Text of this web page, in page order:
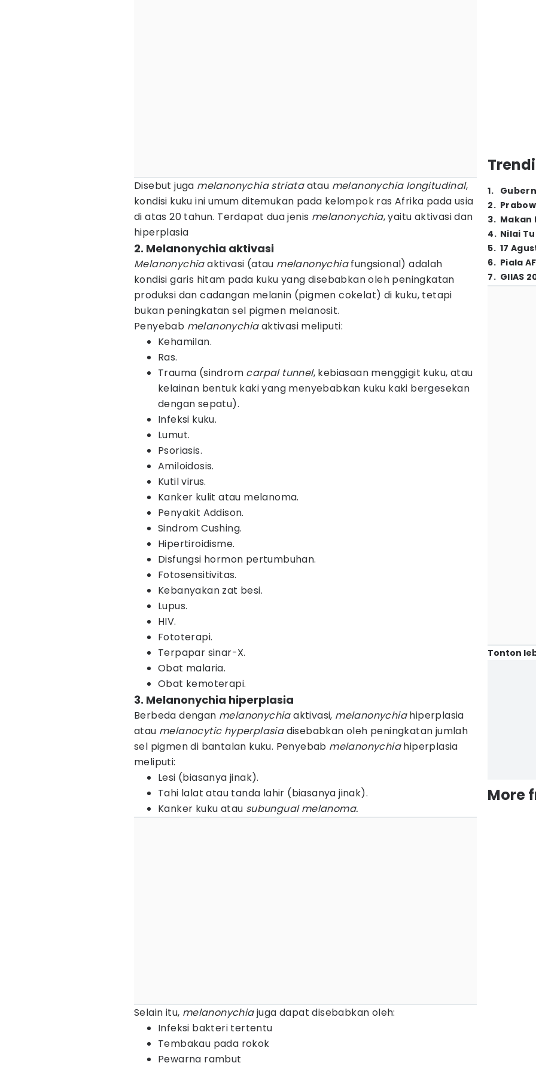
Disebut juga melanonychia striataatau melanonychia longitudinal,
kondisi kuku ini umum ditemukan pada kelompok ras Afrika pada usia
di atas 20 tahun. Terdapat dua jenis melanonychia, yaitu aktivasi dan
hiperplasia
2. Melanonychia aktivasi
Melanonychiaaktivasi (atau melanonychiafungsional) adalah
kondisi garis hitam pada kuku yang disebabkan oleh peningkatan
produksi dan cadangan melanin (pigmen cokelat) di kuku, tetapi
bukan peningkatan sel pigmen melanosit.
Penyebab melanonychiaaktivasi meliputi:
Kehamilan.
Ras.
Trauma (sindrom carpal tunnel, kebiasaan menggigit kuku, atau
kelainan bentuk kaki yang menyebabkan kuku kaki bergesekan
dengan sepatu).
Infeksi kuku.
Lumut.
Psoriasis.
Amiloidosis.
Kutil virus.
Kanker kulit atau melanoma.
Penyakit Addison.
Sindrom Cushing.
Hipertiroidisme.
Disfungsi hormon pertumbuhan.
Fotosensitivitas.
Kebanyakan zat besi.
Lupus.
HIV.
Fototerapi.
Terpapar sinar-X.
Obat malaria.
Obat kemoterapi.
3. Melanonychia hiperplasia
Berbeda dengan melanonychiaaktivasi, melanonychiahiperplasia
atau melanocytic hyperplasiadisebabkan oleh peningkatan jumlah
sel pigmen di bantalan kuku. Penyebab melanonychiahiperplasia
meliputi:
Lesi (biasanya jinak).
Tahi lalat atau tanda lahir (biasanya jinak).
Kanker kuku atau subungual melanoma.
Selain itu, melanonychiajuga dapat disebabkan oleh:
Infeksi bakteri tertentu
Tembakau pada rokok
Pewarna rambut
1.
2.
3. Makan
4. Nilai
5. 17
6. Piala
7. GIIAS
Tonton
More